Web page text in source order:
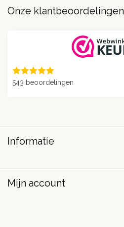
Onze klantbeoordelingen
543 beoordelingen
Informatie
Mijn account